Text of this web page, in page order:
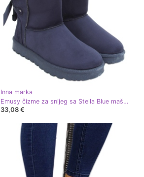
Inna marka
Emusy čizme za snijeg sa Stella Blue mašnama tamnoplava
33,08 €